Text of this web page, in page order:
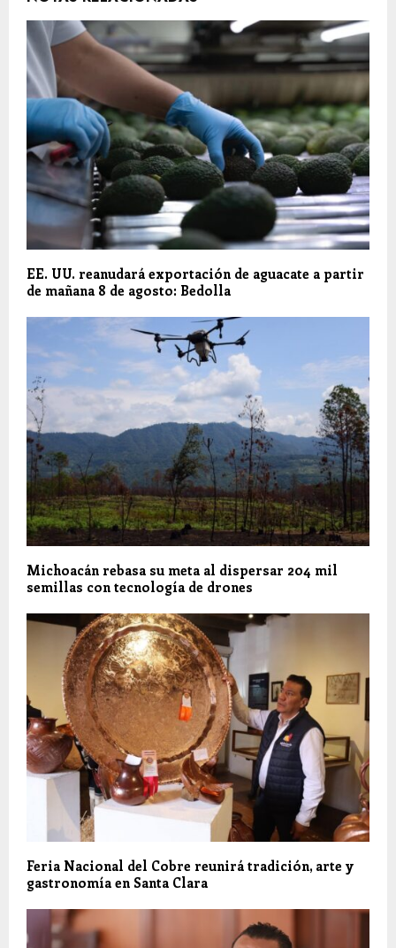
EE. UU. reanudará exportación de aguacate a partir
de mañana 8 de agosto: Bedolla
Michoacán rebasa su meta al dispersar 204 mil
semillas con tecnología de drones
Feria Nacional del Cobre reunirá tradición, arte y
gastronomía en Santa Clara